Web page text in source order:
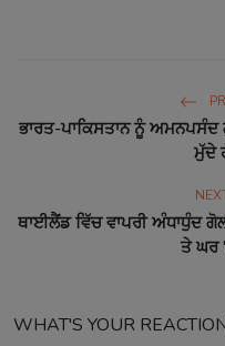
ਭਾਰਤ-ਪਾਕਿਸਤਾਨ ਨੂੰ
ਮੁੱਦੇ
ਥਾਈਲੈਂਡ ਵਿੱਚ ਵਾਪਰੀ ਅੰਧਾਧੁੰਦ
ਤੇ ਘਰ
WHAT'S YOUR